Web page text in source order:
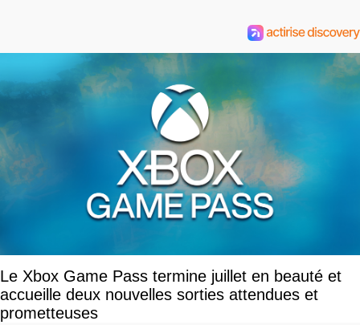
Le Xbox Game Pass termine juillet en beauté et
accueille deux nouvelles sorties attendues et
prometteuses